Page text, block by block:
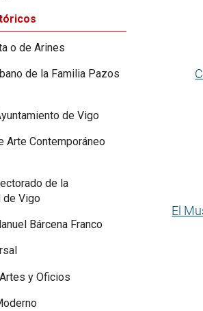
El
o de Arines
de la Familia Pazos
de Vigo
Arte Contemporáneo
de la
de Vigo
Bárcena Franco
y Oficios